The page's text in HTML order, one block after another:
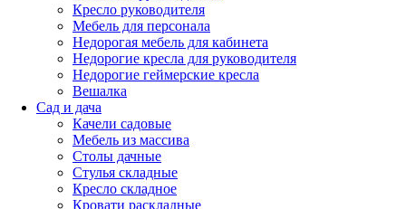
Кресло руководителя
Мебель для персонала
Недорогая мебель для кабинета
Недорогие кресла для руководителя
Недорогие геймерские кресла
Вешалка
Сад и дача
Качели садовые
Мебель из массива
Столы дачные
Стулья складные
Кресло складное
Кровати раскладные